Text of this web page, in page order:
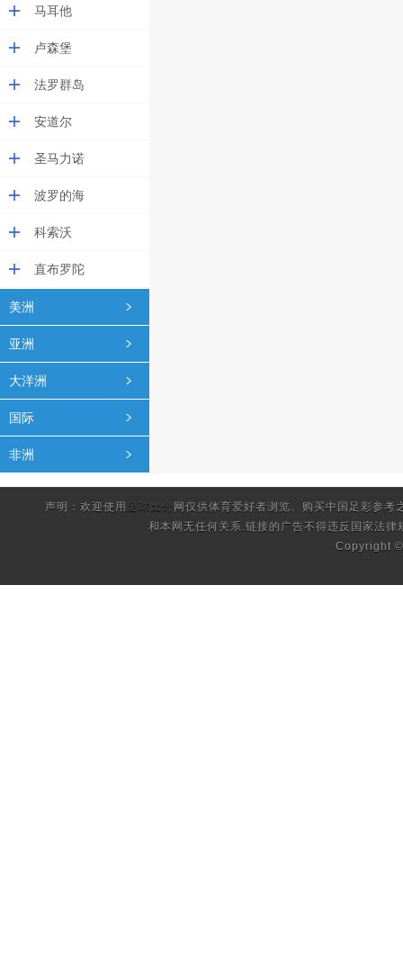
马耳他
卢森堡
法罗群岛
安道尔
圣马力诺
波罗的海
科索沃
直布罗陀
美洲
亚洲
大洋洲
国际
非洲
声明：欢迎使用 足球比分 网仅供体育爱好者浏览、购买中国足彩参
和本网无任何关系.链接的广告不得违反国家法律
Copyright